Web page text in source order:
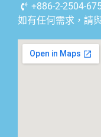
+886-2-2504-
如有任何需求，請